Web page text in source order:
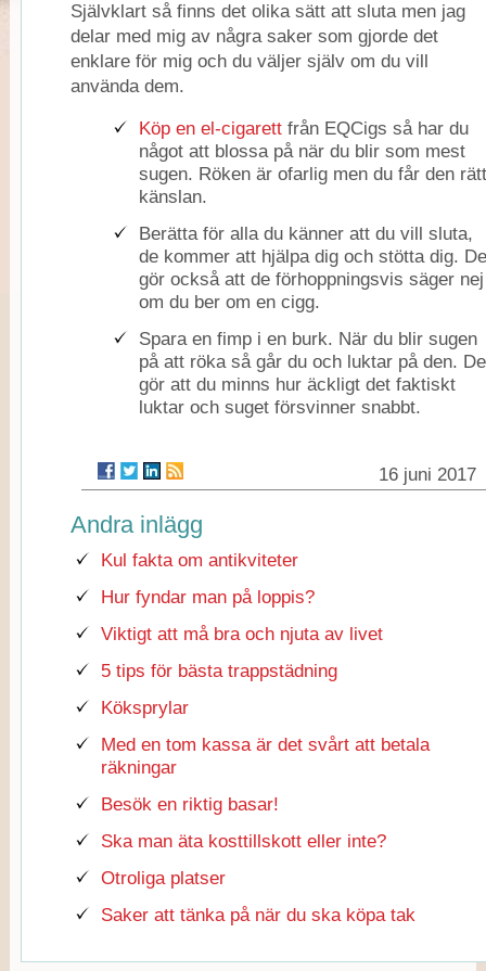
Självklart så finns det olika sätt att sluta men jag
delar med mig av några saker som gjorde det
enklare för mig och du väljer själv om du vill
använda dem.
Köp en el-cigarettfrån EQCigs så har du
något att blossa på när du blir som mest
sugen. Röken är ofarlig men du får den
känslan.
Berätta för alla du känner att du vill sluta,
de kommer att hjälpa dig och stötta dig.
gör också att de förhoppningsvis säger nej
om du ber om en cigg.
Spara en fimp i en burk. När du blir sugen
på att röka så går du och luktar på den.
gör att du minns hur äckligt det faktiskt
luktar och suget försvinner snabbt.
16 juni 2017
Andra inlägg
Kul fakta om antikviteter
Hur fyndar man på loppis?
Viktigt att må bra och njuta av livet
5 tips för bästa trappstädning
Köksprylar
Med en tom kassa är det svårt att betala
räkningar
Besök en riktig basar!
Ska man äta kosttillskott eller inte?
Otroliga platser
Saker att tänka på när du ska köpa tak